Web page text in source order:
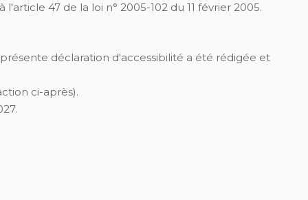
47 de la loi n° 2005-102 du 11 février 2005.
déclaration d'accessibilité a été rédigée et
ci-après).